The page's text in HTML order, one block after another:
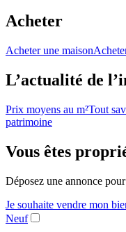
Acheter
Acheter une maison
L’actualité de
Prix moyens au m²Tout
patrimoine
Vous êtes
Déposez une annonce
Je souhaite vendre mon
Neuf